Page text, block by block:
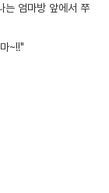
는 엄마방 앞에서 쭈
~!!"